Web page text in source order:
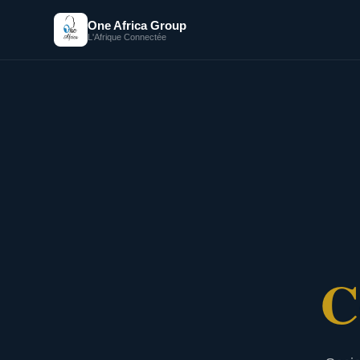
One Africa Group
L'Afrique Connectée